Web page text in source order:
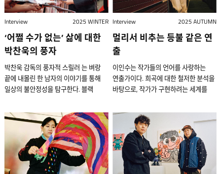
만났다. 서울 서교동에 자리한
이학준, 안민규(왼쪽부터) 공동 대표가
자리를 함께했다. 이들은 15년 동안
묵묵히 핸드 크래프트 가구를 선보이며
있다. 국내의 디자인 퍼니처 산업은
2000년대에 들어서 활성화되기
시작했다. 이전까지는 이름이 알려진
가구 공장들을 통해 판매되는 가구들이
일상생활 속에 자리 잡고 있었다. 이
무렵 목공이 대중적인 취미로 부상하는
가운데 직접 디자인을 해서 가구를
제작하는 공방들이 하나둘 생겨났다.
더불어 디자인한 가구를 전시하는 쇼룸
지닌 싱어송라이터이다. 또한 특정
발휘하는 프로듀서이기도 하며, 편곡과
기획에도 참여하는 등 다방면으로
왕성하게 활동 중이다. 오소리웍스라는
하다. 당신은 나 같은 한국 영화의
기괴한 아름다움에 매혹돼 본 적이
있는가. 그런 시각적 미학을 청각으로도
이제 한국 인디 음악계를 대표하는
‘미학자’ 단편선을 만나볼 차례다. 그의
본명은 박종윤이며, 1986년생이다.
2020년 말, 필자는 패션 잡지 『W
Korea』의 연말 특집호에서 ‘올해의
프로듀서’를 선정하는 설문에
Interview 2025 WINTER
‘어쩔 수가 없는’ 삶에 대한
박찬욱의 풍자
박찬욱 감독의 풍자적 스릴러 는 벼랑
끝에 내몰린 한 남자의 이야기를 통해
일상의 불안정성을 탐구한다. 블랙
작품은 사람들이 사회적·경제적 압박
속에서 어떻게 생존하고, 그들의
인간성을 시험하는 제도를 어떻게 헤쳐
나가는지를 드러낸다. 박 감독은 베니스
국제 영화제에서 첫선을 보인 이번
신작에 대해 이야기를 풀어놓았다.
Interview 2025 AUTUMN
멀리서 비추는 등불 같은 연
출
이인수는 작가들의 언어를 사랑하는
연출가이다. 희곡에 대한 철저한 분석을
바탕으로, 작가가 구현하려는 세계를
과정을 함께하는 배우와 스태프들의
창조성이 발휘될 수 있도록 언제나
마음을 열어둔다. 너무나 당연한
말이지만, 연극은 모두가 함께 만드는
예술이기 때문이다. 이인수는 최근 한국
연극계에서 주목받는 연출가 중 하나다.